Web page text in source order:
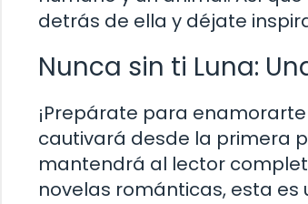
detrás de ella y déjate
Nunca sin ti Luna:
¡Prepárate para
cautivará desde la primera
mantendrá al lector
novelas románticas, esta